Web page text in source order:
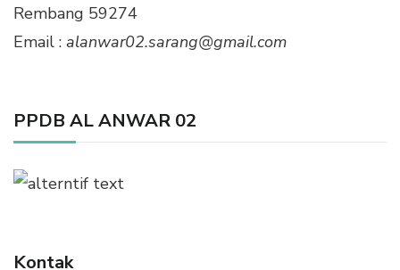
Rembang 59274
Email : alanwar02.sarang@gmail.com
PPDB AL ANWAR 02
Kontak